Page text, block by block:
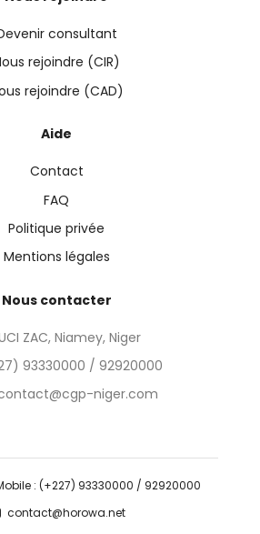
consultant
rejoindre (CIR)
rejoindre (CAD)
Aide
Contact
FAQ
Politique privée
Mentions légales
Nous contacter
ZAC, Niamey, Niger
93330000 / 92920000
niger.com
: (+227) 93330000 / 92920000
contact@horowa.net